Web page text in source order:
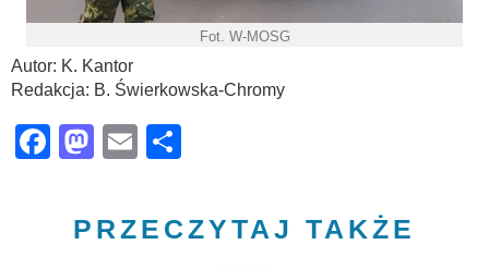
Fot. W-MOSG
Autor: K. Kantor
Redakcja: B. Świerkowska-Chromy
Facebook
Mastodon
Email
PRZECZYTAJ TAKŻE